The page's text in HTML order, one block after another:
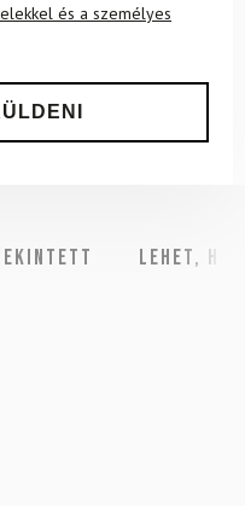
és a személyes
Lehet,